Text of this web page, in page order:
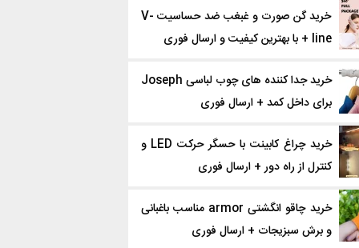
خرید گن صورت و غبغب ضد حساسیت V-
line + با بهترین کیفیت و ارسال فوری
خرید جدا کننده ‌های چوب لباسی Joseph
برای داخل کمد + ارسال فوری
خرید چراغ کابینت با حسگر حرکت LED و
کنترل از راه دور + ارسال فوری
خرید چاقو انگشتی armor مناسب باغبانی
و برش سبزیجات + ارسال فوری